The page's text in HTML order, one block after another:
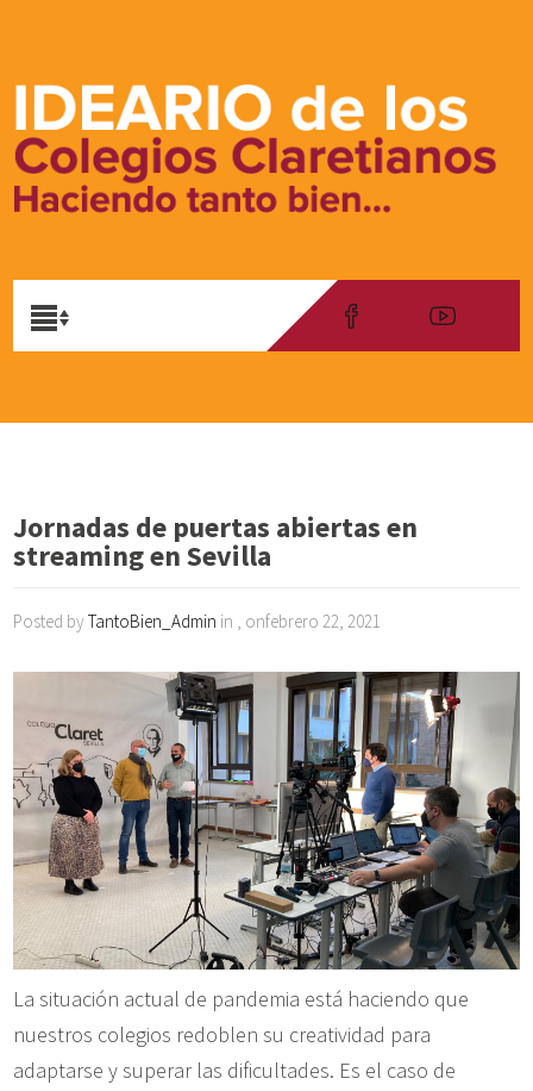
Jornadas de puertas abiertas en
streaming en Sevilla
Posted byTantoBien_Admin in , onfebrero 22, 2021
La situación actual de pandemia está haciendo que
nuestros colegios redoblen su creatividad para
adaptarse y superar las dificultades. Es el caso de